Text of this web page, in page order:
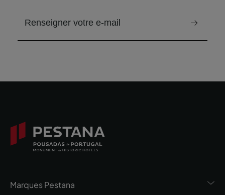
email pour recevoir la newsletter
Marques Pestana